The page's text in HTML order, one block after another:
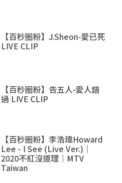
【百秒圈粉】J.Sheon-愛已死
LIVE CLIP
【百秒圈粉】告五人-愛人錯
過 LIVE CLIP
【百秒圈粉】李浩瑋Howard
Lee - I See (Live Ver.)｜
2020不紅沒道理｜MTV
Taiwan